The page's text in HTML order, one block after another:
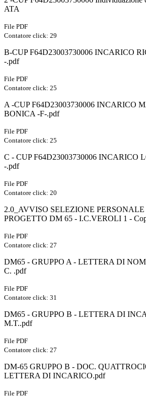
ATA
File PDF
Contatore click: 29
B-CUP F64D23003730006 INCARICO
-.pdf
File PDF
Contatore click: 25
A -CUP F64D23003730006 INCARICO
BONICA -F-.pdf
File PDF
Contatore click: 25
C - CUP F64D23003730006 INCARICO
-.pdf
File PDF
Contatore click: 20
2.0_AVVISO SELEZIONE
PROGETTO DM 65 - I.C.VEROLI 1 -
File PDF
Contatore click: 27
DM65 - GRUPPO A - LETTERA DI
C. .pdf
File PDF
Contatore click: 31
DM65 - GRUPPO B - LETTERA DI
M.T..pdf
File PDF
Contatore click: 27
DM-65 GRUPPO B - DOC.
LETTERA DI INCARICO.pdf
File PDF